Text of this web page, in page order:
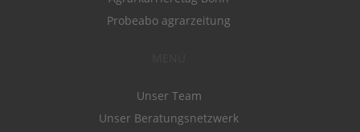
Probeabo agrarzeitung
Unser Team
Unser Beratungsnetzwerk